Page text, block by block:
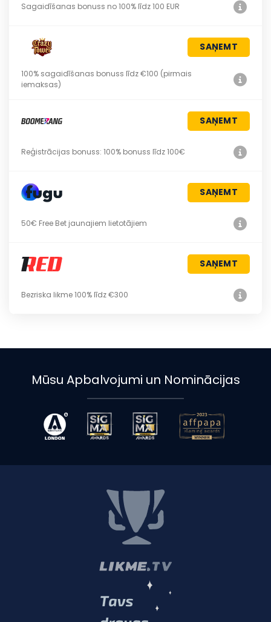
Sagaidīšanas bonuss no 100% līdz 100 EUR
SAŅEMT
100% sagaidīšanas bonuss līdz €100 (pirmais
iemaksas)
SAŅEMT
Reģistrācijas bonuss: 100% bonuss līdz 100€
SAŅEMT
50€ Free Bet jaunajiem lietotājiem
SAŅEMT
Bezriska likme 100% līdz €300
Mūsu Apbalvojumi un Nominācijas